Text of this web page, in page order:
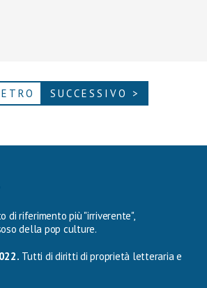
SUCCESSIVO >
di riferimento più "irriverente",
della pop culture.
Tutti di diritti di proprietà letteraria e